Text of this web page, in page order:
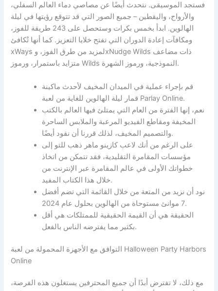
فستجد الموسيقى. نتحدث أيضًا عن مصاصي دماء العالم السفلي،
والأرواح، واليقطين – جميع الصور التي قد تتوقع رؤيتها في ليلة
الهالوين. ابدأ بخمس بكرات وستحصل على 243 طريقة للفوز،
ومكافآت إعادة الدوران التي تفتح خلايا التعزيز. كما أنها تُكافئ
xWays لمزيد من طرق الفوز، وxNudge Wilds ذات مضاعف
متزايد باستمرار، ورموز Wilds النموذجية، ورموز الشهرة.
قم بإجراء عملية في الميدان المخيف لأحدث ماكينة
قمار ليلة الهالوين للغاية من لعبة Parlay Online.
نعم، إنها الفترة من العام التي يمتلئ فيها العالم بالكتب
المخيفة ومقاطع الفيديو المرعبة والملابس الساحرة
والتصميم المخيف، لذلك قررنا أن نقود أيضًا.
على الرغم من أنك لاعب كازينو ماهر ذهب للتو إلى
مؤسسات المقامرة التقليدية، فقد تتمكن من اتخاذ
خطواتك الأولى في عالم المقامرة عبر الإنترنت من
خلال هذا الكتاب المفيد.
نود أن نزيد من المتعة من خلال القائمة التي تضم أفضل
7 موانئ مستوحاة من الهالوين بحلول عام 2024.
الحقيقة هي أن القيمة الحقيقية للممتلكات هي أقل
بكثير مما يفترضه الناس بالفعل.
التوافق مع الأجهزة المحمولة من لعبة Halloween Party Harbors
Online
مع ذلك، لا تفترض أبدًا أن جميع المحترفين يستغلون هذه الفرصة،